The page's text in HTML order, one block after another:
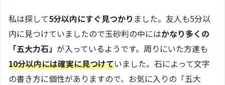
私は探して5分以内にすぐ見つかり ました。友人も5分以
内に見つけていましたので玉砂利の中にはかなり多くの
「五大力石」 が入っているようです。周りにいた方達も
10分以内には確実に見つけていました。石によって文字
の書き方に個性がありますので、お気に入りの「五大